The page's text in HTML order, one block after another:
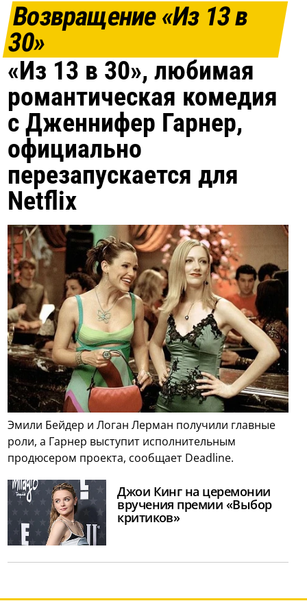
Возвращение «Из 13 в
30»
«Из 13 в 30», любимая
романтическая комедия
с Дженнифер Гарнер,
официально
перезапускается для
Netflix
Эмили Бейдер и Логан Лерман получили главные
роли, а Гарнер выступит исполнительным
продюсером проекта, сообщает Deadline.
Джои Кинг на церемонии
вручения премии «Выбор
критиков»